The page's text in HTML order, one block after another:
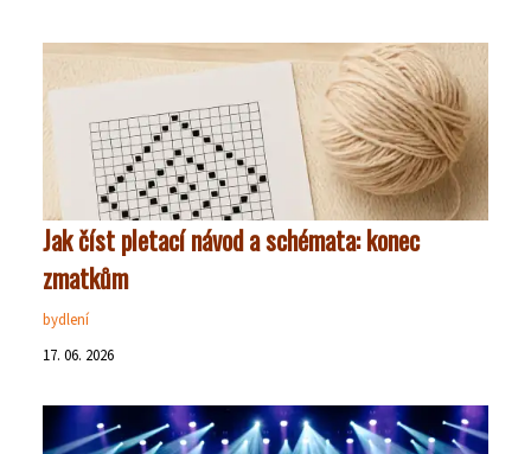
Jak číst pletací návod a schémata: konec
zmatkům
bydlení
17. 06. 2026